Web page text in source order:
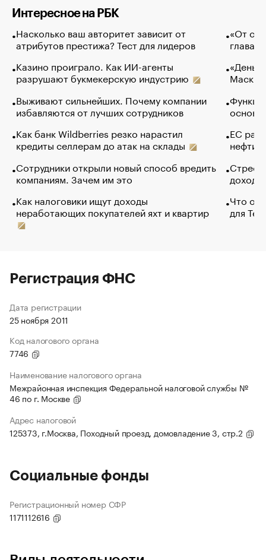
Интересное на РБК
Насколько ваш авторитет зависит от
атрибутов престижа? Тест для лидеров
Казино проиграло. Как ИИ-агенты
разрушают букмекерскую индустрию
Выживают сильнейших. Почему компании
избавляются от лучших сотрудников
Как банк Wildberries резко нарастил
кредиты селлерам до атак на склады
Сотрудники открыли новый способ вредить
компаниям. Зачем им это
Как налоговики ищут доходы
неработающих покупателей яхт и квартир
«От
глава
Маск в
основ
ЕС
нефти
Что
для
Регистрация ФНС
Дата регистрации
25 ноября 2011
Код налогового органа
7746
Наименование налогового органа
Межрайонная инспекция Федеральной налоговой службы №
46 по г. Москве
Адрес налоговой
125373, г.Москва, Походный проезд, домовладение 3, стр.2
Социальные фонды
Регистрационный номер СФР
1171112616